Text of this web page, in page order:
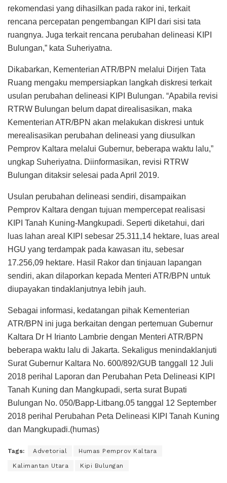
rekomendasi yang dihasilkan pada rakor ini, terkait
rencana percepatan pengembangan KIPI dari sisi tata
ruangnya. Juga terkait rencana perubahan delineasi KIPI
Bulungan,” kata Suheriyatna.
Dikabarkan, Kementerian ATR/BPN melalui Dirjen Tata
Ruang mengaku mempersiapkan langkah diskresi terkait
usulan perubahan delineasi KIPI Bulungan. “Apabila revisi
RTRW Bulungan belum dapat direalisasikan, maka
Kementerian ATR/BPN akan melakukan diskresi untuk
merealisasikan perubahan delineasi yang diusulkan
Pemprov Kaltara melalui Gubernur, beberapa waktu lalu,”
ungkap Suheriyatna. Diinformasikan, revisi RTRW
Bulungan ditaksir selesai pada April 2019.
Usulan perubahan delineasi sendiri, disampaikan
Pemprov Kaltara dengan tujuan mempercepat realisasi
KIPI Tanah Kuning-Mangkupadi. Seperti diketahui, dari
luas lahan areal KIPI sebesar 25.311,14 hektare, luas areal
HGU yang terdampak pada kawasan itu, sebesar
17.256,09 hektare. Hasil Rakor dan tinjauan lapangan
sendiri, akan dilaporkan kepada Menteri ATR/BPN untuk
diupayakan tindaklanjutnya lebih jauh.
Sebagai informasi, kedatangan pihak Kementerian
ATR/BPN ini juga berkaitan dengan pertemuan Gubernur
Kaltara Dr H Irianto Lambrie dengan Menteri ATR/BPN
beberapa waktu lalu di Jakarta. Sekaligus menindaklanjuti
Surat Gubernur Kaltara No. 600/892/GUB tanggall 12 Juli
2018 perihal Laporan dan Perubahan Peta Delineasi KIPI
Tanah Kuning dan Mangkupadi, serta surat Bupati
Bulungan No. 050/Bapp-Litbang.05 tanggal 12 September
2018 perihal Perubahan Peta Delineasi KIPI Tanah Kuning
dan Mangkupadi.(humas)
Tags: Advetorial Humas Pemprov Kaltara
Kalimantan Utara Kipi Bulungan